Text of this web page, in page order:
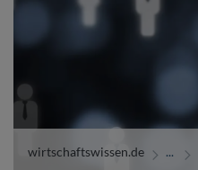
wirtschaftswissen.de